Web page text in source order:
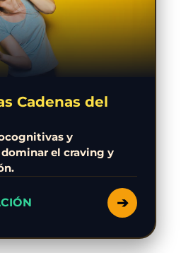
Cadenas del
y
el craving y
➔